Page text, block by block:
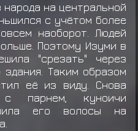
на центральной
с учётом более
наоборот. Людей
Поэтому Изуми в
"срезать" через
Таким образом
её из виду. Снова
с парнем, куноичи
его волосы на